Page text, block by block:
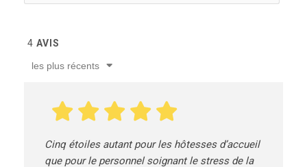
4 AVIS
les plus récents
Cinq étoiles autant pour les hôtesses d’accueil
que pour le personnel soignant le stress de la